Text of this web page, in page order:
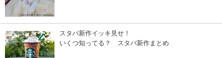
スタバ新作イッキ見せ！
いくつ知ってる？ スタバ新作まとめ